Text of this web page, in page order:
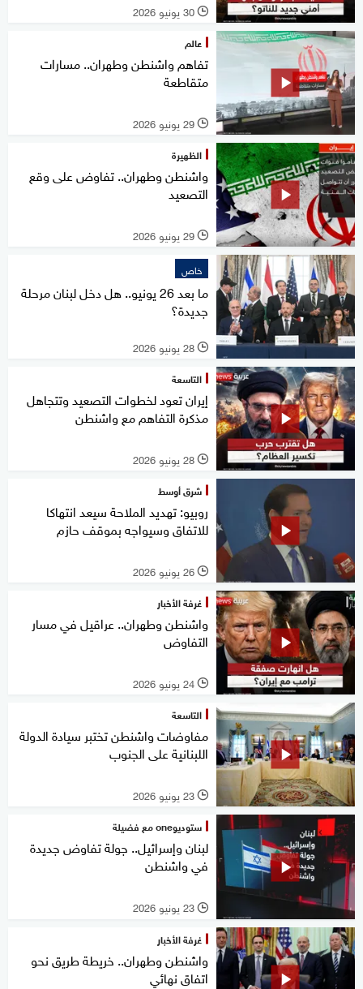
l 30 يونيو 2026
عالم
تفاهم واشنطن وطهران.. مسارات
متقاطعة
l 29 يونيو 2026
الظهيرة
واشنطن وطهران.. تفاوض على وقع
التصعيد
l 29 يونيو 2026
خاص
ما بعد 26 يونيو.. هل دخل لبنان مرحلة
جديدة؟
l 28 يونيو 2026
التاسعة
إيران تعود لخطوات التصعيد وتتجاهل
مذكرة التفاهم مع واشنطن
l 28 يونيو 2026
شرق أوسط
روبيو: تهديد الملاحة سيعد انتهاكا
للاتفاق وسيواجه بموقف حازم
l 26 يونيو 2026
غرفة الأخبار
واشنطن وطهران.. عراقيل في مسار
التفاوض
l 24 يونيو 2026
التاسعة
مفاوضات واشنطن تختبر سيادة الدولة
اللبنانية على الجنوب
l 23 يونيو 2026
ستوديوone مع فضيلة
لبنان وإسرائيل.. جولة تفاوض جديدة
في واشنطن
l 23 يونيو 2026
غرفة الأخبار
واشنطن وطهران.. خريطة طريق نحو
اتفاق نهائي